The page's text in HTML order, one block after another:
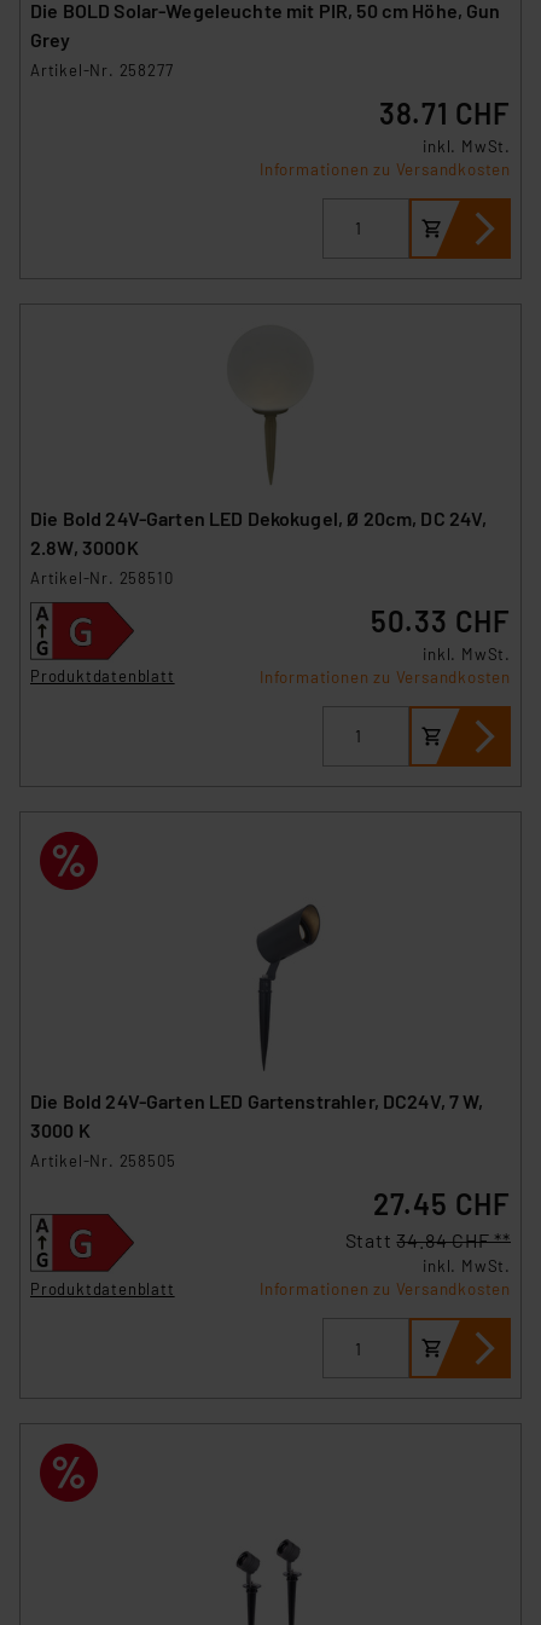
Die BOLD Solar-Wegeleuchte mit PIR, 50 cm Höhe, Gun
Grey
Artikel-Nr. 258277
38.71 CHF
inkl. MwSt.
Informationen zu Versandkosten
Die Bold 24V-Garten LED Dekokugel, Ø 20cm, DC 24V,
2.8W, 3000K
Artikel-Nr. 258510
Produktdatenblatt
50.33 CHF
inkl. MwSt.
Informationen zu Versandkosten
Die Bold 24V-Garten LED Gartenstrahler, DC24V, 7 W,
3000 K
Artikel-Nr. 258505
Produktdatenblatt
27.45 CHF
Statt34.84 CHF **
inkl. MwSt.
Informationen zu Versandkosten